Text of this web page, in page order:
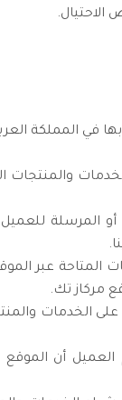
في المملكة
والمنتجات
المرسلة
المتاحة عبر
مركاز تك.
الخدمات
أن الموقع